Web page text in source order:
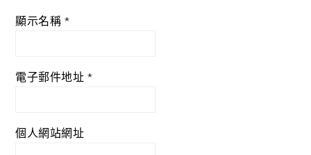
顯示名稱 *
電子郵件地址 *
個人網站網址